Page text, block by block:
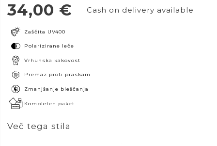
34,00 € Cash on delivery available
Zaščita UV400
Polarizirane leče
Vrhunska kakovost
Premaz proti praskam
Zmanjšanje bleščanja
Kompleten paket
Več tega stila